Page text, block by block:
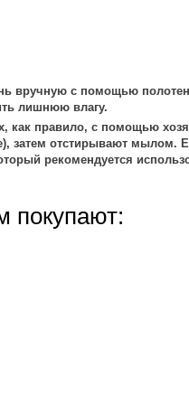
вручную с помощью
лишнюю влагу.
как правило, с помощью
затем отстирывают мылом.
рекомендуется
покупают: